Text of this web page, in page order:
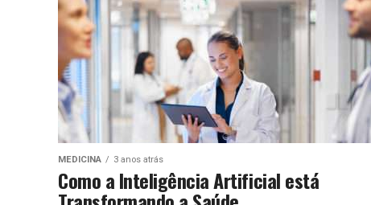
MEDICINA 3 anos atrás
Como a Inteligência Artificial está